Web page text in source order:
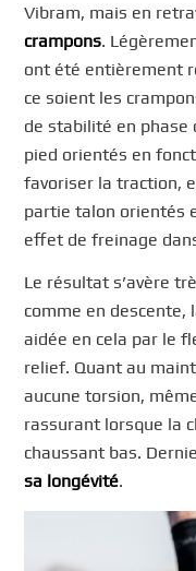
Vibram, mais en
crampons.
ont été entièrement
ce soient les
de stabilité en phase
pied orientés en
favoriser la traction,
partie talon orientés
effet de freinage
Le résultat s’avère
comme en
aidée en cela par le
relief. Quant au
aucune torsion,
rassurant lorsque la
chaussant bas.
sa longévité.